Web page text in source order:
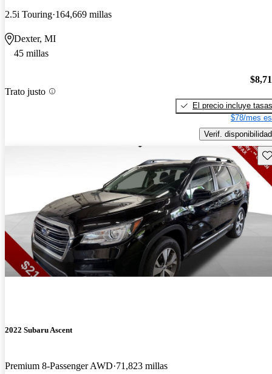
2.5i Touring 164,669 millas
Dexter, MI
45 millas
Trato justo
El precio incluye tasas
$78/mes
Verif. disponibilidad
2022 Subaru Ascent
Premium 8-Passenger AWD 71,823 millas